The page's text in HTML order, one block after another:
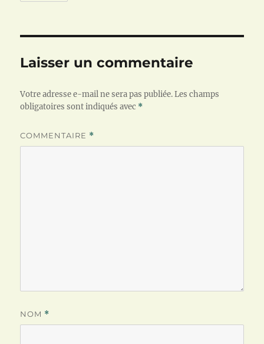
Laisser un commentaire
Votre adresse e-mail ne sera pas publiée. Les champs
obligatoires sont indiqués avec *
COMMENTAIRE *
NOM *